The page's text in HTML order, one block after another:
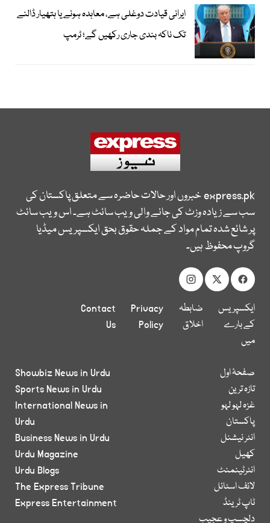
ایرانی قیادت دوغلی ہے، معاہدہ ہونے یا ہتھیار ڈالنے
تک ناکہ بندی جاری رکھیں گے؛ ٹرمپ
express.pkخبروں اور حالات حاضرہ سے متعلق پاکستان کی
سب سے زیادہ وزٹ کی جانے والی ویب سائٹ ہے۔ اس ویب سائٹ
پر شائع شدہ تمام مواد کے جملہ حقوق بحق ایکسپریس میڈیا
گروپ محفوظ ہیں۔
ایکسپریس
کے بارے
میں
ضابطہ
اخلاق
Privacy
Policy
Contact
Us
صفحۂ اول
تازہ ترین
غزہ لہو لہو
پاکستان
انٹر نیشنل
کھیل
انٹرٹینمنٹ
لائف اسٹائل
ٹاپ ٹرینڈ
دلچسپ و عجیب
Showbiz News in Urdu
Sports News in Urdu
International News in
Urdu
Business News in Urdu
Urdu Magazine
Urdu Blogs
The Express Tribune
Express Entertainment